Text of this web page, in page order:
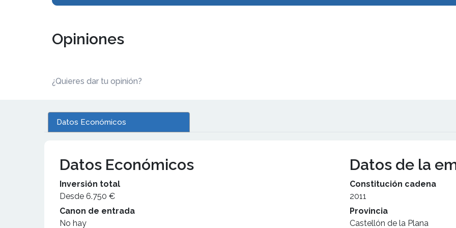
Opiniones
¿Quieres dar tu opinión?
Datos Económicos
Datos Económicos
Inversión total
Desde 6.750 €
Canon de entrada
No hay
Datos de la
Constitución cadena
2011
Provincia
Castellón de la Plana